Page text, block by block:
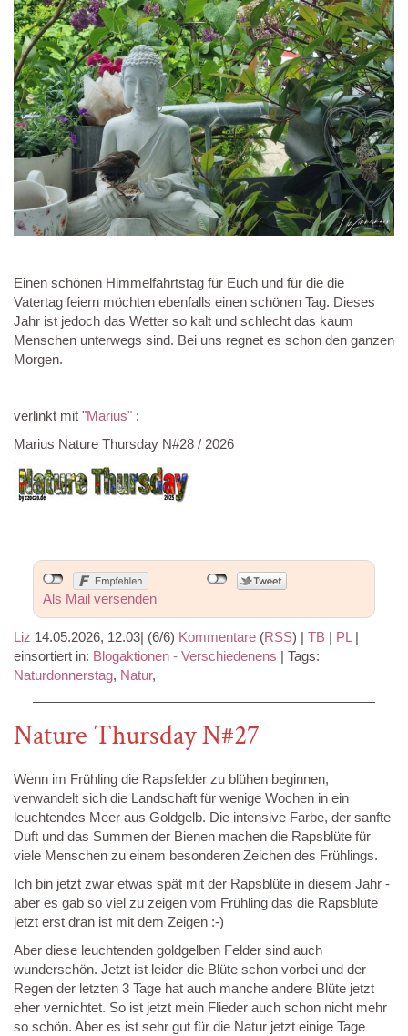
Einen schönen Himmelfahrtstag für Euch und für die die
Vatertag feiern möchten ebenfalls einen schönen Tag. Dieses
Jahr ist jedoch das Wetter so kalt und schlecht das kaum
Menschen unterwegs sind. Bei uns regnet es schon den ganzen
Morgen.
verlinkt mit "Marius" :
Marius Nature Thursday N#28 / 2026
Als Mail versenden
Liz 14.05.2026, 12.03| (6/6) Kommentare (RSS) | TB | PL |
einsortiert in: Blogaktionen - Verschiedenens | Tags:
Naturdonnerstag, Natur,
Nature Thursday N#27
Wenn im Frühling die Rapsfelder zu blühen beginnen,
verwandelt sich die Landschaft für wenige Wochen in ein
leuchtendes Meer aus Goldgelb. Die intensive Farbe, der sanfte
Duft und das Summen der Bienen machen die Rapsblüte für
viele Menschen zu einem besonderen Zeichen des Frühlings.
Ich bin jetzt zwar etwas spät mit der Rapsblüte in diesem Jahr -
aber es gab so viel zu zeigen vom Frühling das die Rapsblüte
jetzt erst dran ist mit dem Zeigen :-)
Aber diese leuchtenden goldgelben Felder sind auch
wunderschön. Jetzt ist leider die Blüte schon vorbei und der
Regen der letzten 3 Tage hat auch manche andere Blüte jetzt
eher vernichtet. So ist jetzt mein Flieder auch schon nicht mehr
so schön. Aber es ist sehr gut für die Natur jetzt einige Tage